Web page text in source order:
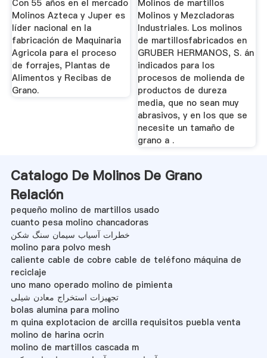
Con 55 años en el mercado
Molinos Azteca y Juper es
líder nacional en la
fabricación de Maquinaria
Agricola para el proceso
de forrajes, Plantas de
Alimentos y Recibas de
Grano.
Molinos de martillos
Molinos y Mezcladoras
Industriales. Los molinos
de martillosfabricados en
GRUBER HERMANOS, S. án
indicados para los
procesos de molienda de
productos de dureza
media, que no sean muy
abrasivos, y en los que se
necesite un tamaño de
grano a .
Catalogo De Molinos De Grano
Relación
pequeño molino de martillos usado
cuanto pesa molino chancadoras
خطرات آسیاب سیمان سنگ شکن
molino para polvo mesh
caliente cable de cobre cable de teléfono máquina de
reciclaje
uno mano operado molino de pimienta
تجهیزات استخراج معادن شیلی
bolas alumina para molino
m quina explotacion de arcilla requisitos puebla venta
molino de harina ocrin
molino de martillos cascada m